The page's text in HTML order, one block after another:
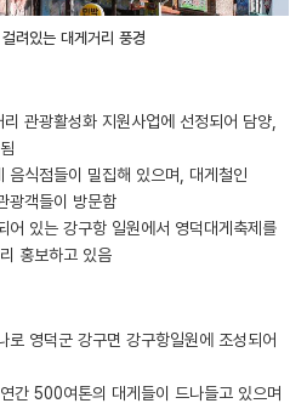
려있는 대게거리 풍경
관광활성화 지원사업에 선정되어 담양,
식점들이 밀집해 있으며, 대게철인
광객들이 방문함
어 있는 강구항 일원에서 영덕대게축제를
홍보하고 있음
영덕군 강구면 강구항일원에 조성되어
간 500여톤의 대게들이 드나들고 있으며